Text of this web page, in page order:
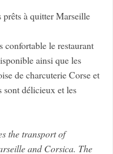
prêts à quitter Marseille
confortable le restaurant
ainsi que les
de charcuterie Corse et
sont délicieux et les
the transport of
and Corsica. The